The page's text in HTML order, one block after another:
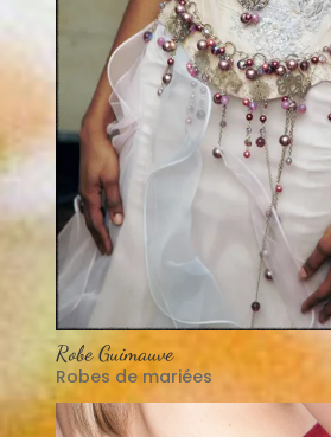
Robe Guimauve
Robes de mariées